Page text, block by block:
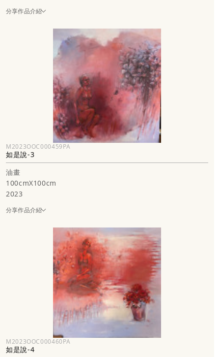
分享作品介紹
M2023OOC000459PA
如是說-3
油畫
100cmX100cm
2023
分享作品介紹
M2023OOC000460PA
如是說-4